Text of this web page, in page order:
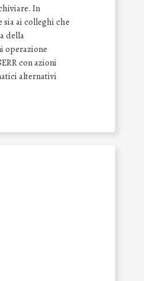
In
sia ai colleghi che
della
operazione
con azioni
alternativi